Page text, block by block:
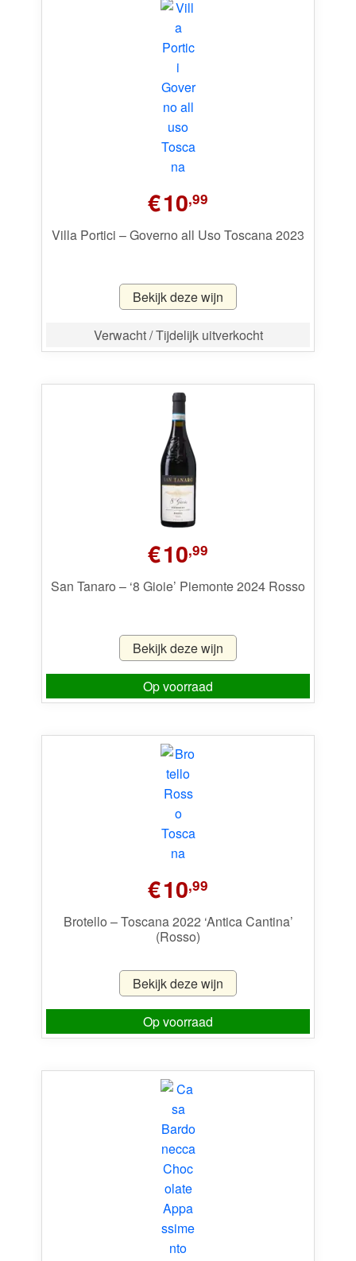
€10,99
Villa Portici – Governo all Uso Toscana 2023
Bekijk deze wijn
Verwacht / Tijdelijk uitverkocht
€10,99
San Tanaro – ‘8 Gioie’ Piemonte 2024 Rosso
Bekijk deze wijn
Op voorraad
€10,99
Brotello – Toscana 2022 ‘Antica Cantina’
(Rosso)
Bekijk deze wijn
Op voorraad